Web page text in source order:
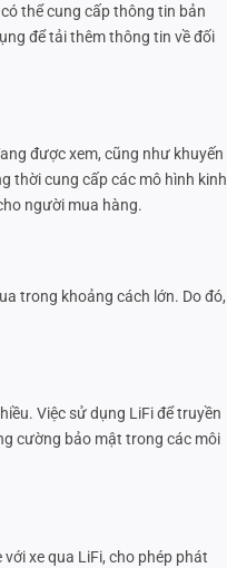
thể cung cấp thông tin bản
để tải thêm thông tin về đối
được xem, cũng như khuyến
thời cung cấp các mô hình kinh
người mua hàng.
trong khoảng cách lớn. Do đó,
Việc sử dụng LiFi để truyền
cường bảo mật trong các môi
xe qua LiFi, cho phép phát